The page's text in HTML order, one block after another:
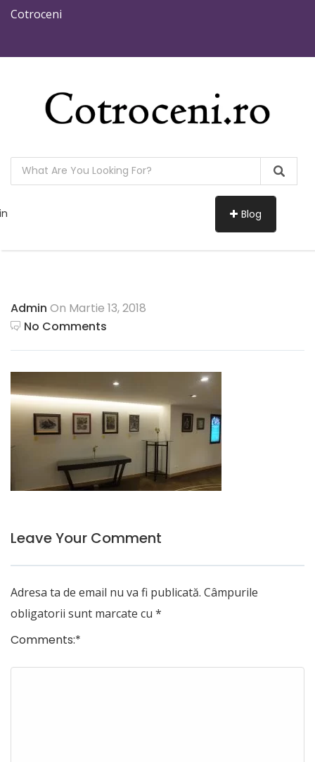
Cotroceni
Blog
Admin On Martie 13, 2018
No Comments
Leave Your Comment
Adresa ta de email nu va fi publicată. Câmpurile
obligatorii sunt marcate cu *
Comments:*